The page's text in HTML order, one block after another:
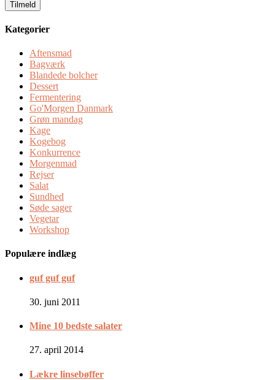
Kategorier
Aftensmad
Bagværk
Blandede bolcher
Dessert
Fermentering
Go'Morgen Danmark
Grøn mandag
Kage
Kogebog
Konkurrence
Morgenmad
Rejser
Salat
Sundhed
Søde sager
Vegetar
Workshop
Populære indlæg
guf guf guf
30. juni 2011
Mine 10 bedste salater
27. april 2014
Lækre linsebøffer